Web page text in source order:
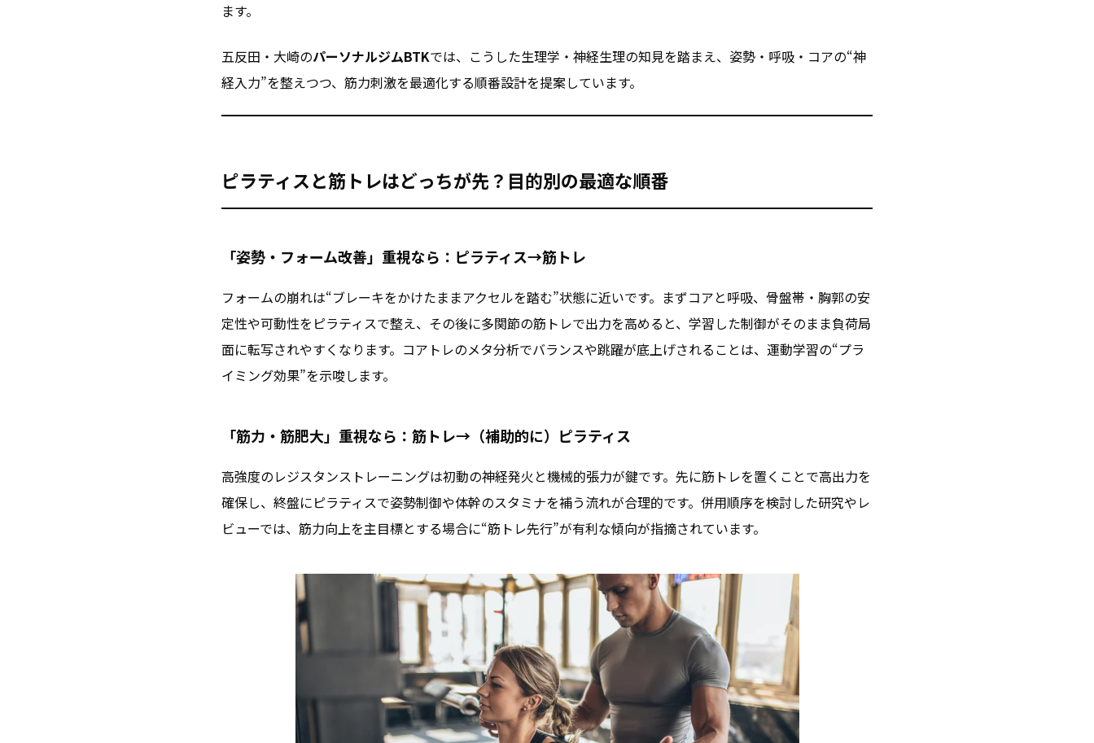
ます。
五反田・大崎のパーソナルジムBTKでは、こうした生理学・神経生理の知見を踏まえ、姿勢・呼吸・コアの“神
経入力”を整えつつ、筋力刺激を最適化する順番設計を提案しています。
ピラティスと筋トレはどっちが先？目的別の最適な順番
「姿勢・フォーム改善」重視なら：ピラティス→筋トレ
フォームの崩れは“ブレーキをかけたままアクセルを踏む”状態に近いです。まずコアと呼吸、骨盤帯・胸郭の安
定性や可動性をピラティスで整え、その後に多関節の筋トレで出力を高めると、学習した制御がそのまま負荷局
面に転写されやすくなります。コアトレのメタ分析でバランスや跳躍が底上げされることは、運動学習の“プラ
イミング効果”を示唆します。
「筋力・筋肥大」重視なら：筋トレ→（補助的に）ピラティス
高強度のレジスタンストレーニングは初動の神経発火と機械的張力が鍵です。先に筋トレを置くことで高出力を
確保し、終盤にピラティスで姿勢制御や体幹のスタミナを補う流れが合理的です。併用順序を検討した研究やレ
ビューでは、筋力向上を主目標とする場合に“筋トレ先行”が有利な傾向が指摘されています。